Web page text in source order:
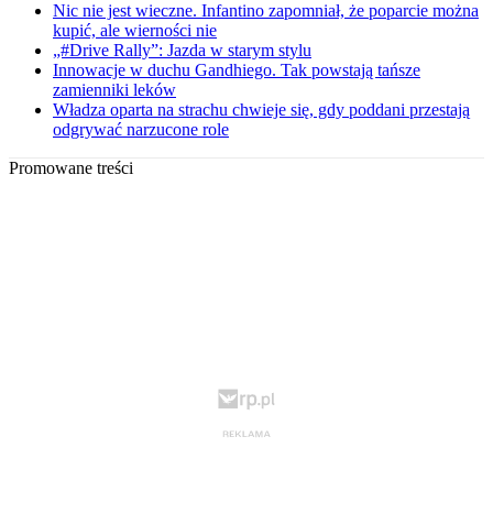
Nic nie jest wieczne. Infantino zapomniał, że poparcie można
kupić, ale wierności nie
„#Drive Rally”: Jazda w starym stylu
Innowacje w duchu Gandhiego. Tak powstają tańsze
zamienniki leków
Władza oparta na strachu chwieje się, gdy poddani przestają
odgrywać narzucone role
Promowane treści